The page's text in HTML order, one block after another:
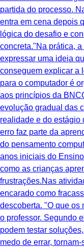
partida do processo.
entra em cena depois
lógica do desafio e
concreta."Na prática,
expressar uma ideia
conseguem explicar a
para o computador é
aos princípios da
evolução gradual das
realidade e do estágio
erro faz parte da
do pensamento
anos iniciais do
como as crianças
frustrações.Nas
encarado como
descoberta. "O que os
o professor. Segundo
podem testar
medo de errar,